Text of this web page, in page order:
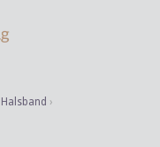
Halsband ›